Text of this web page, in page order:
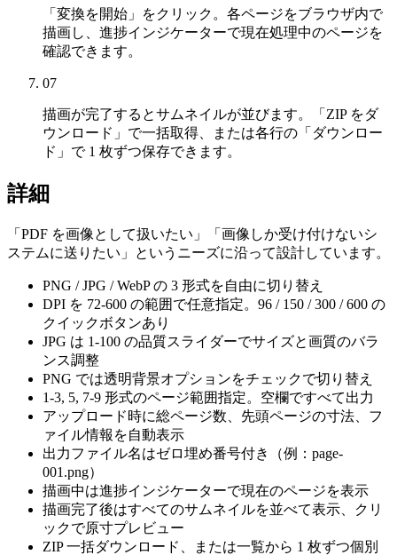
「変換を開始」をクリック。各ページをブラウザ内で
描画し、進捗インジケーターで現在処理中のページを
確認できます。
07
描画が完了するとサムネイルが並びます。「ZIP をダ
ウンロード」で一括取得、または各行の「ダウンロー
ド」で 1 枚ずつ保存できます。
詳細
「PDF を画像として扱いたい」「画像しか受け付けないシ
ステムに送りたい」というニーズに沿って設計しています。
PNG / JPG / WebP の 3 形式を自由に切り替え
DPI を 72-600 の範囲で任意指定。96 / 150 / 300 / 600 の
クイックボタンあり
JPG は 1-100 の品質スライダーでサイズと画質のバラ
ンス調整
PNG では透明背景オプションをチェックで切り替え
1-3, 5, 7-9 形式のページ範囲指定。空欄ですべて出力
アップロード時に総ページ数、先頭ページの寸法、フ
ァイル情報を自動表示
出力ファイル名はゼロ埋め番号付き（例：page-
001.png）
描画中は進捗インジケーターで現在のページを表示
描画完了後はすべてのサムネイルを並べて表示、クリ
ックで原寸プレビュー
ZIP 一括ダウンロード、または一覧から 1 枚ずつ個別